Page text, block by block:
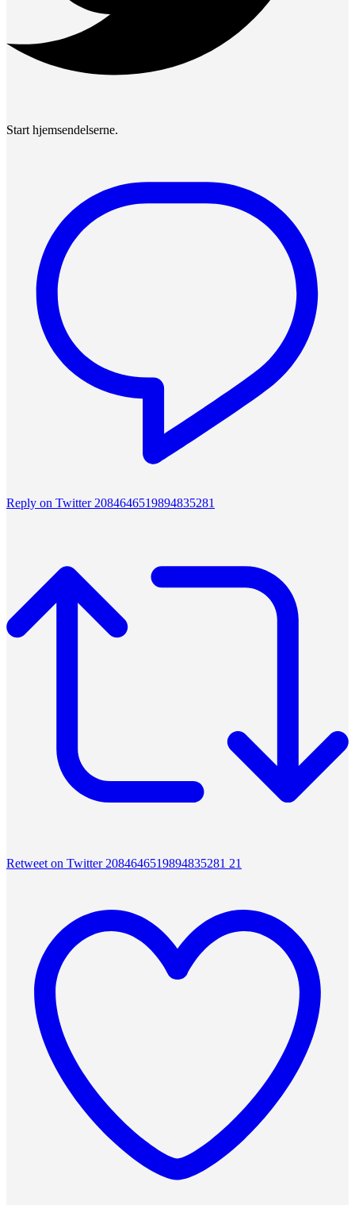
Start hjemsendelserne.
Reply on Twitter 2084646519894835281
Retweet on Twitter 2084646519894835281 21